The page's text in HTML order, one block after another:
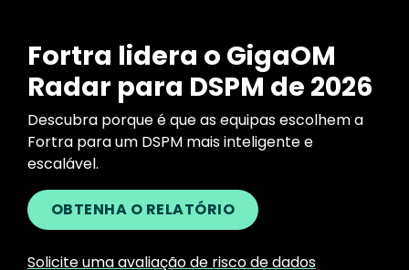
Fortra lidera o GigaOM
Radar para DSPM de 2026
Descubra porque é que as equipas escolhem a
Fortra para um DSPM mais inteligente e
escalável.
OBTENHA O RELATÓRIO
Solicite uma avaliação de risco de dados